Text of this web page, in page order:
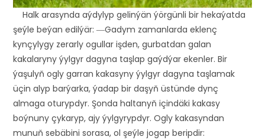
Halk arasynda aýdylyp gelinýän ýörgünli bir hekaýatda
şeýle beýan edilýär: ―Gadym zamanlarda eklenç
kynçylygy zerarly ogullar işden, gurbatdan galan
kakalaryny ýylgyr dagyna taşlap gaýdýar ekenler. Bir
ýaşulyň ogly garran kakasyny ýylgyr dagyna taşlamak
üçin alyp barýarka, ýadap bir daşyň üstünde dynç
almaga oturypdyr. Şonda haltanyň içindäki kakasy
boýnuny çykaryp, ajy ýylgyrypdyr. Ogly kakasyndan
munuň sebäbini sorasa, ol şeýle jogap beripdir: